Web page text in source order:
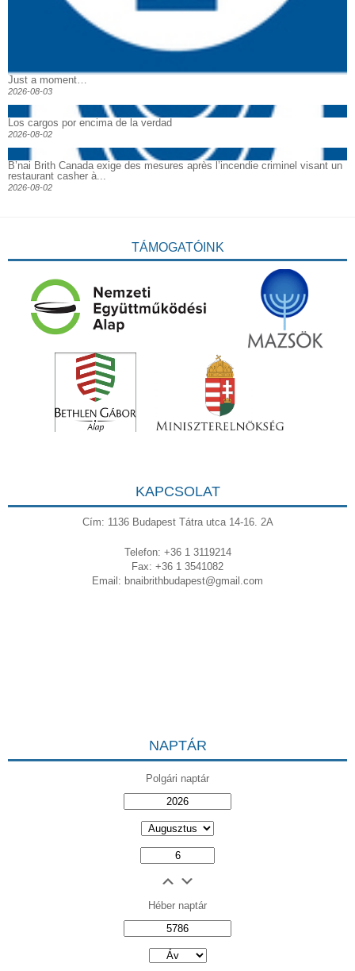
Just a moment…
2026-08-03
Los cargos por encima de la verdad
2026-08-02
B’nai Brith Canada exige des mesures après l’incendie criminel visant un
restaurant casher à...
2026-08-02
TÁMOGATÓINK
KAPCSOLAT
Cím: 1136 Budapest Tátra utca 14-16. 2A
Telefon: +36 1 3119214
Fax: +36 1 3541082
Email: bnaibrithbudapest@gmail.com
NAPTÁR
Polgári naptár
Héber naptár